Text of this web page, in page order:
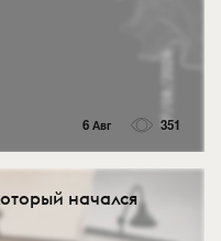
6 Авг 351
начался